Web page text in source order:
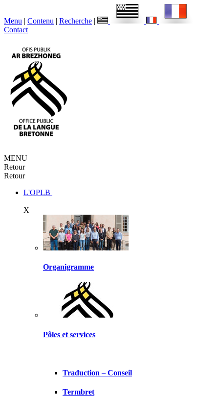
Menu | Contenu | Recherche |
Contact
MENU
Retour
Retour
L'OPLB
X
Organigramme
Pôles et services
Traduction – Conseil
Termbret